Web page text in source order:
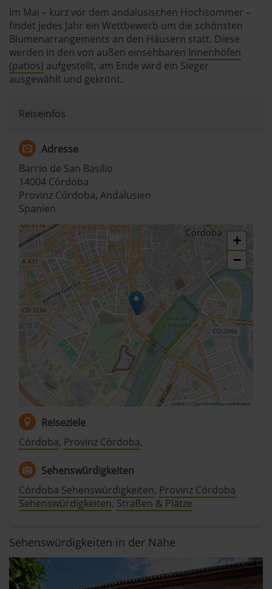
Im Mai – kurz vor dem andalusischen Hochsommer –
findet jedes Jahr ein Wettbewerb um die schönsten
Blumenarrangements an den Häusern statt. Diese
werden in den von außen einsehbaren Innenhöfen
(patios) aufgestellt, am Ende wird ein Sieger
ausgewählt und gekrönt.
Reiseinfos
Adresse
Barrio de San Basilio
14004 Córdoba
Provinz Córdoba, Andalusien
Spanien
+
−
Leaflet | © OpenStreetMapcontributors
Reiseziele
Córdoba, Provinz Córdoba,
Sehenswürdigkeiten
Córdoba Sehenswürdigkeiten, Provinz Córdoba
Sehenswürdigkeiten, Straßen & Plätze
Sehenswürdigkeiten in der Nähe